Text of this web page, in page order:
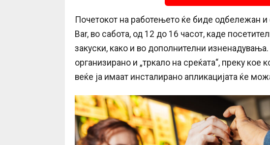
Почетокот на работењето ќе биде одбележан и
Bar, во сабота, од 12 до 16 часот, каде
закуски, како и во дополнителни
организирано и „тркало на среќата“, преку кое
веќе ја имаат инсталирано апликацијата ќе